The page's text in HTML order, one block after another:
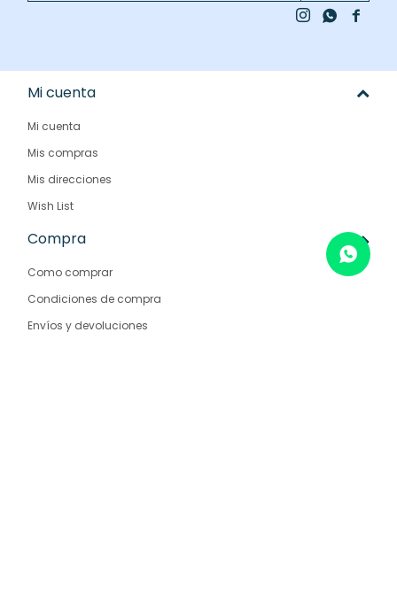

 
Mi cuenta
Mi cuenta
Mis compras
Mis direcciones
Wish List
Compra
Como comprar
Condiciones de compra
Envíos y devoluciones